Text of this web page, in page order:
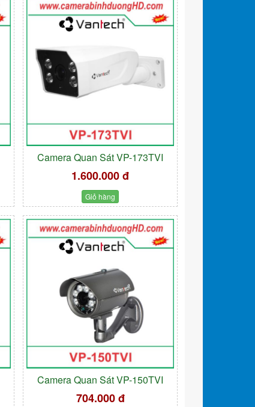
Camera Quan Sát VP-173TVI
1.600.000 đ
Giỏ hàng
Camera Quan Sát VP-150TVI
704.000 đ